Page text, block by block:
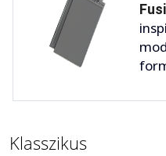
Klasszikus